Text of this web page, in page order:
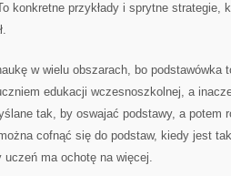
konkretne przykłady i sprytne strategie,
w wielu obszarach, bo podstawówka
edukacji wczesnoszkolnej, a
tak, by oswajać podstawy, a potem
cofnąć się do podstaw, kiedy jest
ma ochotę na więcej.